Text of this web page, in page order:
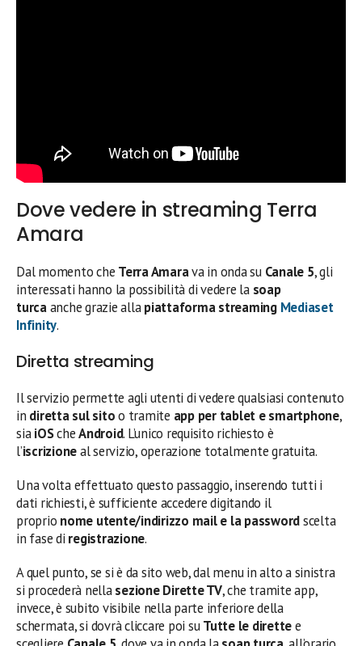
Dove vedere in streaming Terra
Amara
Dal momento che Terra Amarava in onda su Canale 5, gli
interessati hanno la possibilità di vedere la soap
turcaanche grazie allapiattaforma streaming Mediaset
Infinity.
Diretta streaming
Il servizio permette agli utenti di vedere qualsiasi contenuto
in diretta sul sitoo tramite app per tablet e smartphone,
siaiOScheAndroid. L’unico requisito richiesto è
l’iscrizioneal servizio, operazione totalmente gratuita.
Una volta effettuato questo passaggio, inserendo tutti i
dati richiesti, è sufficiente accedere digitando il
proprio nome utente/indirizzo mail e la passwordscelta
in fase di registrazione.
A quel punto, se si è da sito web, dal menu in alto a sinistra
si procederà nellasezione Dirette TV, che tramite app,
invece, è subito visibile nella parte inferiore della
schermata, si dovrà cliccare poi suTutte le direttee